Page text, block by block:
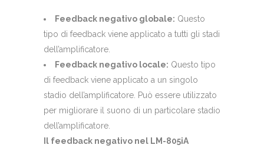
Feedback negativo globale: Questo
tipo di feedback viene applicato a tutti gli stadi
dell’amplificatore.
Feedback negativo locale: Questo tipo
di feedback viene applicato a un singolo
stadio dell’amplificatore. Può essere utilizzato
per migliorare il suono di un particolare stadio
dell’amplificatore.
Il feedback negativo nel LM-805iA